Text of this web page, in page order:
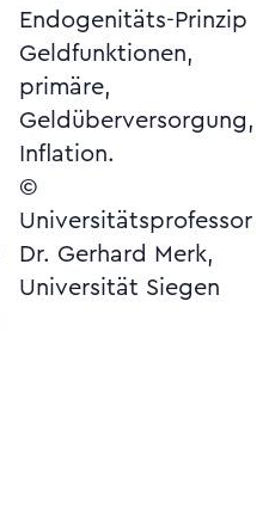
Inflation.
©
Universitätsprofessor
Dr. Gerhard Merk,
Universität Siegen